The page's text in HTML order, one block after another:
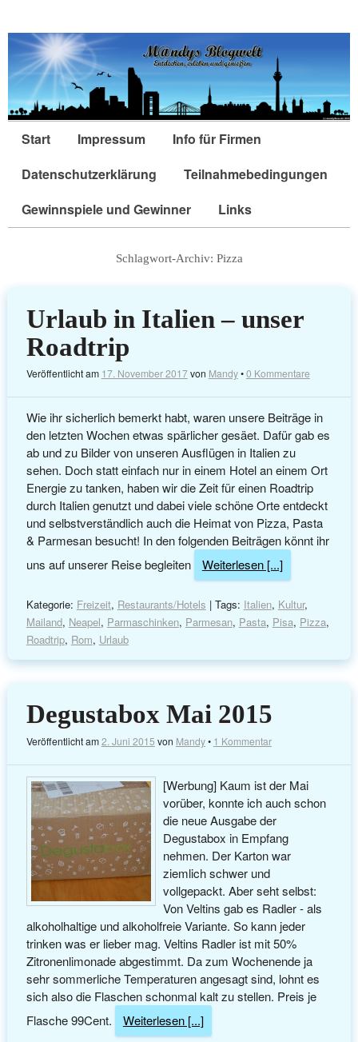
Start Impressum
Info für Firmen
Datenschutzerklärung
Teilnahmebedingungen
Gewinnspiele und Gewinner
Links
Schlagwort-Archiv: Pizza
Urlaub in Italien – unser
Roadtrip
Veröffentlicht am 17. November 2017von Mandy•0 Kommentare
Wie ihr sicherlich bemerkt habt, waren unsere Beiträge in
den letzten Wochen etwas spärlicher gesäet. Dafür gab es
ab und zu Bilder von unseren Ausflügen in Italien zu
sehen. Doch statt einfach nur in einem Hotel an einem Ort
Energie zu tanken, haben wir die Zeit für einen Roadtrip
durch Italien genutzt und dabei viele schöne Orte entdeckt
und selbstverständlich auch die Heimat von Pizza, Pasta
& Parmesan besucht! In den folgenden Beiträgen könnt ihr
uns auf unserer Reise begleiten
Weiterlesen [...]
Kategorie: Freizeit, Restaurants/Hotels | Tags: Italien, Kultur,
Mailand, Neapel, Parmaschinken, Parmesan, Pasta, Pisa, Pizza,
Roadtrip, Rom, Urlaub
Degustabox Mai 2015
Veröffentlicht am2. Juni 2015 von Mandy• 1 Kommentar
[Werbung] Kaum ist der Mai
vorüber, konnte ich auch schon
die neue Ausgabe der
Degustabox in Empfang
nehmen. Der Karton war
ziemlich schwer und
vollgepackt. Aber seht selbst:
Von Veltins gab es Radler - als
alkoholhaltige und alkoholfreie Variante. So kann jeder
trinken was er lieber mag. Veltins Radler ist mit 50%
Zitronenlimonade abgestimmt. Da zum Wochenende ja
sehr sommerliche Temperaturen angesagt sind, lohnt es
sich also die Flaschen schonmal kalt zu stellen. Preis je
Flasche 99Cent.
Weiterlesen [...]